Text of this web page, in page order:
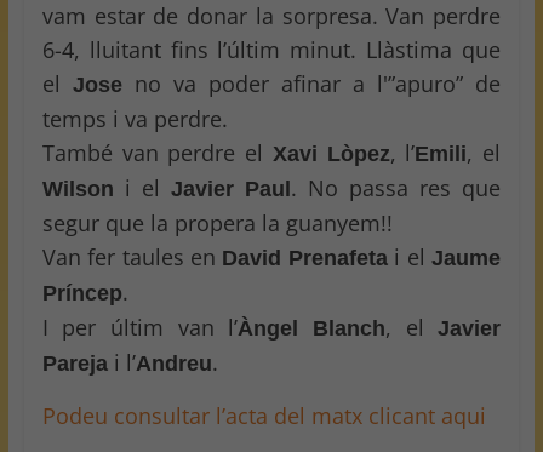
vam estar de donar la sorpresa. Van perdre
6-4, lluitant fins l’últim minut. Llàstima que
el Jose no va poder afinar a l'”apuro” de
temps i va perdre.
També van perdre el Xavi Lòpez, l’Emili, el
Wilson i el Javier Paul . No passa res que
segur que la propera la guanyem!!
Van fer taules en David Prenafetai elJaume
Príncep.
I per últim van l’Àngel Blanch, el Javier
Parejai l’Andreu.
Podeu consultar l’acta del matx clicant aqui